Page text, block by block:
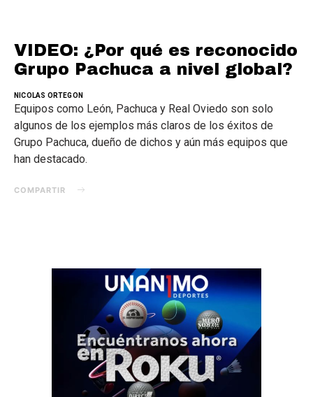
VIDEO: ¿Por qué es reconocido
Grupo Pachuca a nivel global?
NICOLAS ORTEGON
Equipos como León, Pachuca y Real Oviedo son solo
algunos de los ejemplos más claros de los éxitos de
Grupo Pachuca, dueño de dichos y aún más equipos que
han destacado.
COMPARTIR